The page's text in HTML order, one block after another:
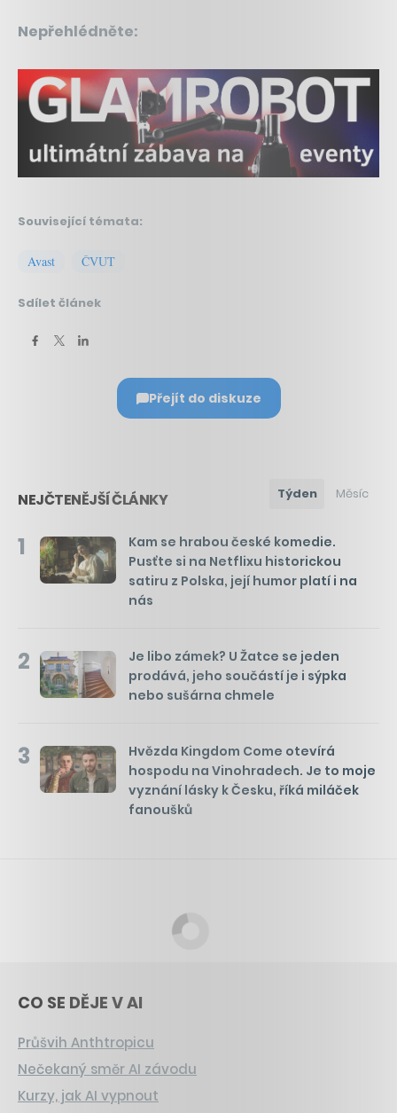
Nepřehlédněte:
Související témata:
Avast ČVUT
Sdílet článek
Přejít do diskuze
NEJČTENĚJŠÍ ČLÁNKY Týden Měsíc
1
Kam se hrabou české komedie.
Pusťte si na Netflixu historickou
satiru z Polska, její humor platí i na
nás
2
Je libo zámek? U Žatce se jeden
prodává, jeho součástí je i sýpka
nebo sušárna chmele
3
Hvězda Kingdom Come otevírá
hospodu na Vinohradech. Je to moje
vyznání lásky k Česku, říká miláček
fanoušků
CO SE DĚJE V AI
Průšvih Anthtropicu
Nečekaný směr AI závodu
Kurzy, jak AI vypnout